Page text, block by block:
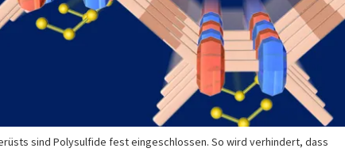
sind Polysulfide fest eingeschlossen. So wird verhindert, dass